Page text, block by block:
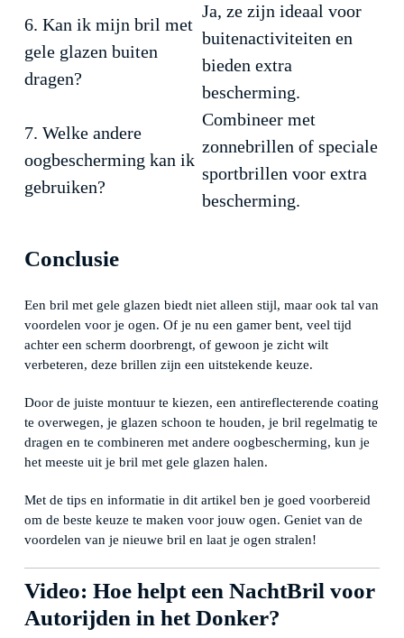
6. Kan ik mijn bril met
gele glazen buiten
dragen?
Ja, ze zijn ideaal voor
buitenactiviteiten en
bieden extra
bescherming.
7. Welke andere
oogbescherming kan ik
gebruiken?
Combineer met
zonnebrillen of speciale
sportbrillen voor extra
bescherming.
Conclusie
Een bril met gele glazen biedt niet alleen stijl, maar ook tal van
voordelen voor je ogen. Of je nu een gamer bent, veel tijd
achter een scherm doorbrengt, of gewoon je zicht wilt
verbeteren, deze brillen zijn een uitstekende keuze.
Door de juiste montuur te kiezen, een antireflecterende coating
te overwegen, je glazen schoon te houden, je bril regelmatig te
dragen en te combineren met andere oogbescherming, kun je
het meeste uit je bril met gele glazen halen.
Met de tips en informatie in dit artikel ben je goed voorbereid
om de beste keuze te maken voor jouw ogen. Geniet van de
voordelen van je nieuwe bril en laat je ogen stralen!
Video: Hoe helpt een NachtBril voor
Autorijden in het Donker?